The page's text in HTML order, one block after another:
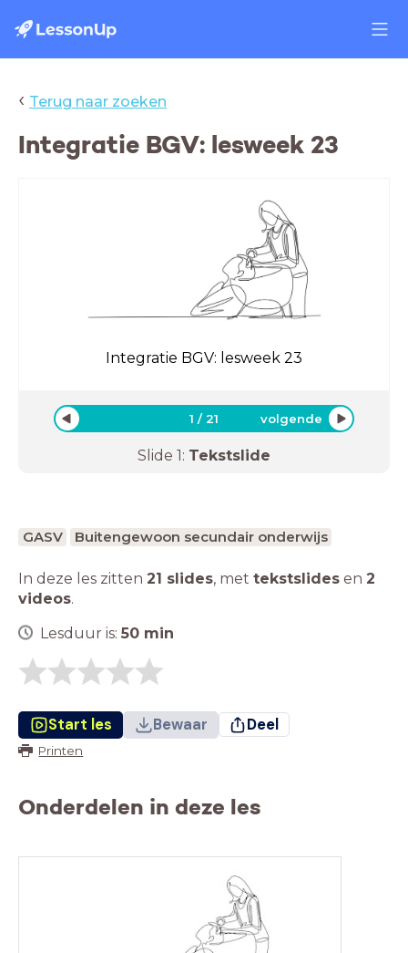
‹ Terug naar zoeken
Integratie BGV: lesweek 23
Integratie BGV: lesweek 23
1 /21 volgende
Slide 1: Tekstslide
GASV Buitengewoon secundair onderwijs
In deze les zitten 21 slides, met tekstslides en 2
videos.
Lesduur is: 50 min
Start les Bewaar Deel
Printen
Onderdelen in deze les